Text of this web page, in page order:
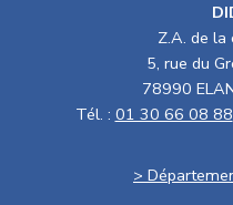
Z.A. de la
5, rue du
78990
Tél. : 01 30 66 08 88
>